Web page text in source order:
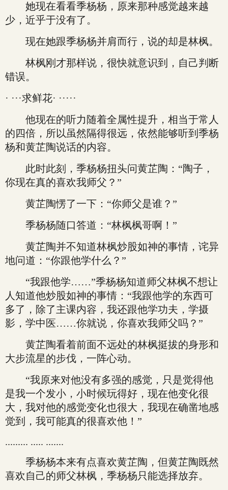
她现在看看季杨杨，原来那种感觉越来越
少，近乎于没有了。
现在她跟季杨杨并肩而行，说的却是林枫。
林枫刚才那样说，很快就意识到，自己判断
错误。
· ···求鲜花· ·····
他现在的听力随着全属性提升，相当于常人
的四倍，所以虽然隔得很远，依然能够听到季杨
杨和黄芷陶说话的内容。
此时此刻，季杨杨扭头问黄芷陶：“陶子，
你现在真的喜欢我师父？”
黄芷陶愣了一下：“你师父是谁？”
季杨杨随口答道：“林枫枫哥啊！”
黄芷陶并不知道林枫炒股如神的事情，诧异
地问道：“你跟他学什么？”
“我跟他学……”季杨杨知道师父林枫不想让
人知道他炒股如神的事情：“我跟他学的东西可
多了，除了主课内容，我还跟他学功夫，学摄
影，学中医……你就说，你喜欢我师父吗？”
黄芷陶看着前面不远处的林枫挺拔的身形和
大步流星的步伐，一阵心动。
“我原来对他没有多强的感觉，只是觉得他
是我一个发小，小时候玩得好，现在他变化很
大，我对他的感觉变化也很大，我现在确凿地感
觉到，我可能真的很喜欢他！”
......... ..... .......
季杨杨本来有点喜欢黄芷陶，但黄芷陶既然
喜欢自己的师父林枫，季杨杨只能选择放弃。